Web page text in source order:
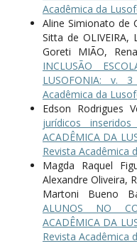
Acadêmica da
Aline Simionato de
Sitta de OLIVEIRA,
Goreti MIÃO,
INCLUSÃO
LUSOFONIA: v.
Acadêmica da
Edson Rodrigues
jurídicos
ACADÊMICA DA
Revista Acadêmica
Magda Raquel
Alexandre Oliveira,
Martoni Bueno
ALUNOS NO
ACADÊMICA DA
Revista Acadêmica